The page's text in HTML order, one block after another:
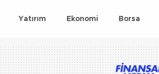
Yatırım Ekonomi Borsa